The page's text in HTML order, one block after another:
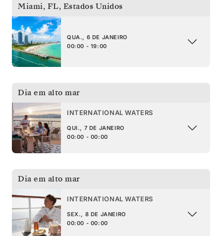
Miami, FL, Estados Unidos
QUA., 6 DE JANEIRO
00:00 - 19:00
Dia em alto mar
INTERNATIONAL WATERS
QUI., 7 DE JANEIRO
00:00 - 00:00
Dia em alto mar
INTERNATIONAL WATERS
SEX., 8 DE JANEIRO
00:00 - 00:00